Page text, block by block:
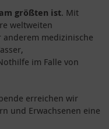
größten ist. Mit
weltweiten
medizinische
im Falle von
erreichen wir
und Erwachsenen eine